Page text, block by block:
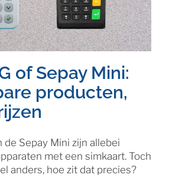
of Sepay Mini:
producten,
de Sepay Mini zijn allebei
met een simkaart. Toch
anders, hoe zit dat precies?